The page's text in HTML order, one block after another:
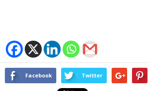
Facebook Twitter